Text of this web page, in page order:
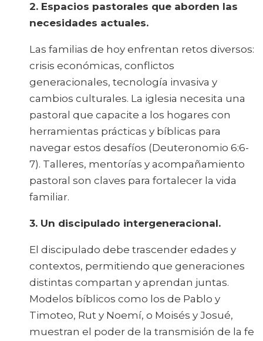
2. Espacios pastorales que aborden las
necesidades actuales.
Las familias de hoy enfrentan retos diversos:
crisis económicas, conflictos
generacionales, tecnología invasiva y
cambios culturales. La iglesia necesita una
pastoral que capacite a los hogares con
herramientas prácticas y bíblicas para
navegar estos desafíos (Deuteronomio 6:6-
7). Talleres, mentorías y acompañamiento
pastoral son claves para fortalecer la vida
familiar.
3. Un discipulado intergeneracional.
El discipulado debe trascender edades y
contextos, permitiendo que generaciones
distintas compartan y aprendan juntas.
Modelos bíblicos como los de Pablo y
Timoteo, Rut y Noemí, o Moisés y Josué,
muestran el poder de la transmisión de la fe